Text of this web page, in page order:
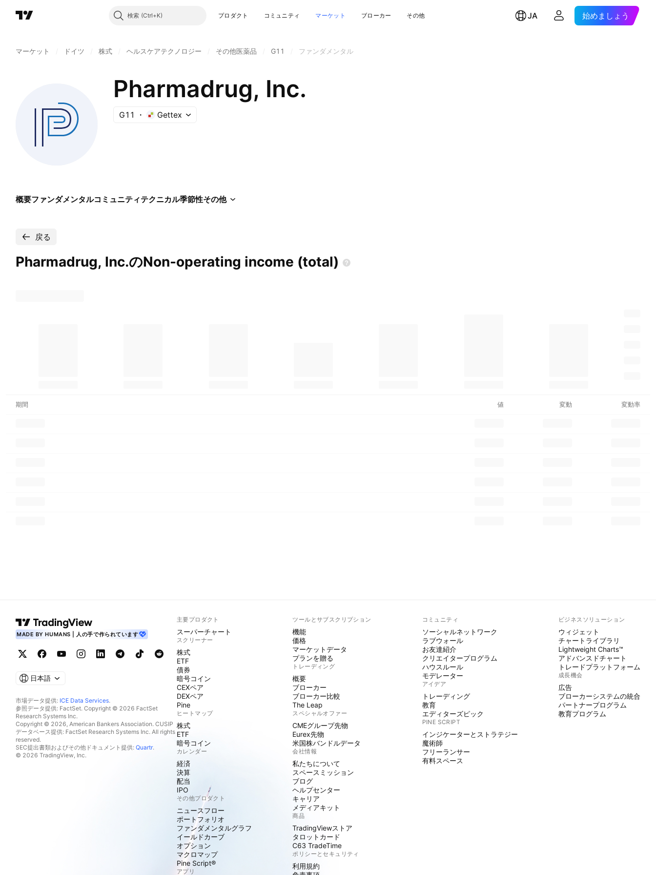
検索 プロダクト コミュニティ マーケット ブローカー その他 JA 始めましょう
マーケット ドイツ 株式 ヘルスケアテクノロジー その他医薬品 G11 ファンダメンタル
Pharmadrug, Inc.
G11 Gettex
概要ファンダメンタルコミュニティテクニカル季節性その他
戻る
Pharmadrug, Inc.のNon-operating income (total)
期間 値 変動 変動率
MADE BY HUMANS | 人の手で作られています
日本語
市場データ提供: ICE Data Services.
参照データ提供: FactSet. Copyright © 2026 FactSet
Research Systems Inc.
Copyright © 2026, American Bankers Association. CUSIP
データベース提供: FactSet Research Systems Inc. All rights
reserved.
SEC提出書類およびその他ドキュメント提供: Quartr.
© 2026 TradingView, Inc.
主要プロダクト
スーパーチャート
スクリーナー
株式
ETF
債券
暗号コイン
CEXペア
DEXペア
Pine
ヒートマップ
株式
ETF
暗号コイン
カレンダー
経済
決算
配当
IPO
その他プロダクト
ニュースフロー
ポートフォリオ
ファンダメンタルグラフ
イールドカーブ
オプション
マクロマップ
Pine Script®
アプリ
ツールとサブスクリプション
機能
価格
マーケットデータ
プランを贈る
トレーディング
概要
ブローカー
ブローカー比較
The Leap
スペシャルオファー
CMEグループ先物
Eurex先物
米国株バンドルデータ
会社情報
私たちについて
スペースミッション
ブログ
ヘルプセンター
キャリア
メディアキット
商品
TradingViewストア
タロットカード
C63 TradeTime
ポリシーとセキュリティ
利用規約
コミュニティ
ソーシャルネットワーク
ラブウォール
お友達紹介
クリエイタープログラム
ハウスルール
モデレーター
アイデア
トレーディング
教育
エディターズピック
PINE SCRIPT
インジケーターとストラテジー
魔術師
フリーランサー
有料スペース
ビジネスソリューション
ウィジェット
チャートライブラリ
Lightweight Charts™
アドバンスドチャート
トレードプラットフォーム
成長機会
広告
ブローカーシステムの統合
パートナープログラム
教育プログラム